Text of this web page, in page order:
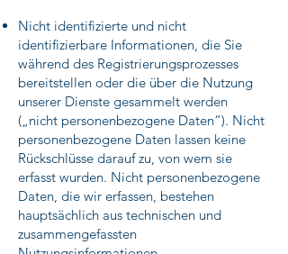
Nicht identifizierte und nicht
identifizierbare Informationen, die Sie
während des Registrierungsprozesses
bereitstellen oder die über die Nutzung
unserer Dienste gesammelt werden
(„nicht personenbezogene Daten“). Nicht
personenbezogene Daten lassen keine
Rückschlüsse darauf zu, von wem sie
erfasst wurden. Nicht personenbezogene
Daten, die wir erfassen, bestehen
hauptsächlich aus technischen und
zusammengefassten